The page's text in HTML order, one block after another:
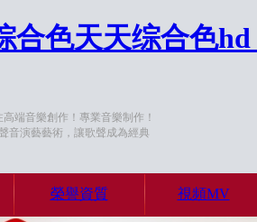
色天天综合色
高端音樂創作！專業音樂制作！
音演藝藝術，讓歌聲成為經典
榮譽資質 視頻MV